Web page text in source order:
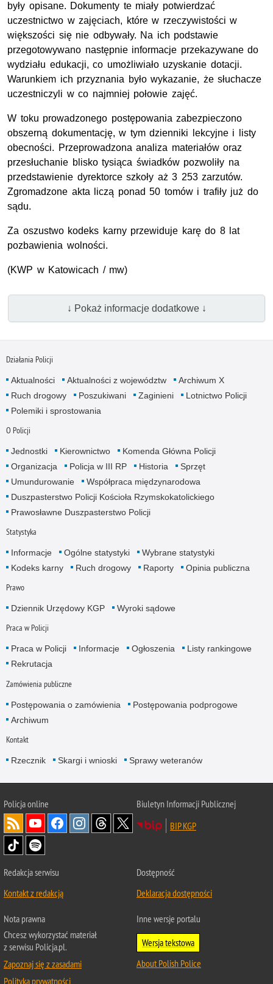
były opisane. Dokumenty te miały potwierdzać
uczestnictwo w zajęciach, które w rzeczywistości w
większości się nie odbywały. Na ich podstawie
przegotowywano następnie informacje przekazywane do
wydziału edukacji, co umożliwiało uzyskanie dotacji.
Warunkiem ich przyznania było wykazanie, że słuchacze
uczestniczyli w co najmniej połowie zajęć.
W toku prowadzonego postępowania zabezpieczono
obszerną dokumentację, w tym dzienniki lekcyjne i listy
obecności. Przeprowadzona analiza materiałów oraz
przesłuchanie blisko tysiąca świadków pozwoliły na
przedstawienie dyrektorce szkoły aż 3 253 zarzutów.
Zgromadzone akta liczą ponad 50 tomów i trafiły już do
sądu.
Za oszustwo kodeks karny przewiduje karę do 8 lat
pozbawienia wolności.
(KWP w Katowicach / mw)
↓ Pokaż informacje dodatkowe ↓
Działania Policji
Aktualności Aktualności z województw
Archiwum X
Ruch drogowy
Poszukiwani Zaginieni
Lotnictwo Policji
Polemiki i sprostowania
O Policji
Jednostki Kierownictwo
Komenda Główna Policji
Organizacja
Policja w III RP Historia
Sprzęt
Umundurowanie
Współpraca międzynarodowa
Duszpasterstwo Policji Kościoła Rzymskokatolickiego
Prawosławne Duszpasterstwo Policji
Statystyka
Informacje Ogólne statystyki
Wybrane statystyki
Kodeks karny
Ruch drogowy Raporty Opinia publiczna
Prawo
Dziennik Urzędowy KGP Wyroki sądowe
Praca w Policji
Praca w Policji Informacje Ogłoszenia
Listy rankingowe
Rekrutacja
Zamówienia publiczne
Postępowania o zamówienia
Postępowania podprogowe
Archiwum
Kontakt
Rzecznik Skargi i wnioski Sprawy weteranów
Policjaonline
Biuletyn Informacji Publicznej
BIP KGP
Redakcja serwisu
Kontakt z redakcją
Dostępność
Deklaracja dostępności
Nota prawna
Chcesz wykorzystać materiał
z serwisu Policja.pl.
Zapoznaj się z zasadami
Polityka prywatności
Inne wersje portalu
Wersja tekstowa
About Polish Police